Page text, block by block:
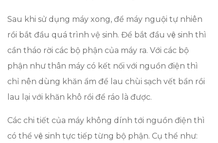
Sau khi sử dụng máy xong, để máy nguội tự nhiên
rồi bắt đầu quá trình vệ sinh. Để bắt đầu vệ sinh thì
cần tháo rời các bộ phận của máy ra. Với các bộ
phận như thân máy có kết nối với nguồn điện thì
chỉ nên dùng khăn ẩm để lau chùi sạch vết bẩn rồi
lau lại với khăn khô rồi để ráo là được.
Các chi tiết của máy không dính tới nguồn điện thì
có thể vệ sinh tực tiếp từng bộ phận. Cụ thể như: